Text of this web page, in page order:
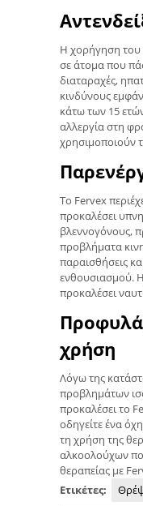
Η χορήγηση του
σε άτομα που
διαταραχές,
κινδύνους
κάτω των 15
αλλεργία στη
χρησιμοποιούν
Το Fervex
προκαλέσει
βλεννογόνους,
προβλήματα
παραισθήσεις
ενθουσιασμού.
προκαλέσει
χρήση
Λόγω της
προβλημάτων
προκαλέσει το
οδηγείτε ένα
τη χρήση της
αλκοολούχων
θεραπείας με
Ετικέτες: